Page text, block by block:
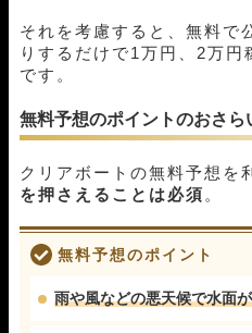
それを考慮すると、無料で
りするだけで1万円、2万円
です。
無料予想のポイントのおさら
クリアボートの無料予想を
を押さえることは必須 。
無料予想のポイント
雨や風などの悪天候で水面